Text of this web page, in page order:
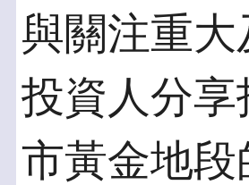
與關注重
投資人分
市黃金地